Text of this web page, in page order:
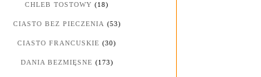
CHLEB TOSTOWY (18)
CIASTO BEZ PIECZENIA (53)
CIASTO FRANCUSKIE (30)
DANIA BEZMIĘSNE (173)